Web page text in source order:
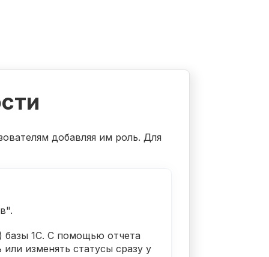
добавляя им роль. Для
базы 1С. С помощью отчета
изменять статусы сразу у